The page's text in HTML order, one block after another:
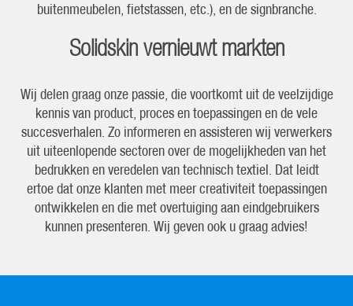
buitenmeubelen, fietstassen, etc.), en de signbranche.
Solidskin vernieuwt markten
Wij delen graag onze passie, die voortkomt uit de veelzijdige
kennis van product, proces en toepassingen en de vele
succesverhalen. Zo informeren en assisteren wij verwerkers
uit uiteenlopende sectoren over de mogelijkheden van het
bedrukken en veredelen van technisch textiel. Dat leidt
ertoe dat onze klanten met meer creativiteit toepassingen
ontwikkelen en die met overtuiging aan eindgebruikers
kunnen presenteren. Wij geven ook u graag advies!